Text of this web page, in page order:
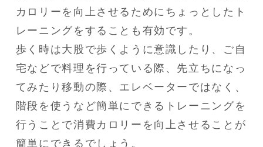
カロリーを向上させるためにちょっとしたト
レーニングをすることも有効です。
歩く時は大股で歩くように意識したり、ご自
宅などで料理を行っている際、先立ちになっ
てみたり移動の際、エレベーターではなく、
階段を使うなど簡単にできるトレーニングを
行うことで消費カロリーを向上させることが